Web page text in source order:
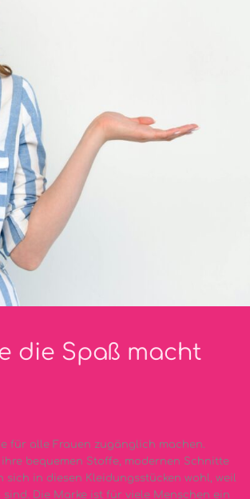
die Spaß macht
für alle Frauen zugänglich machen.
bequemen Stoffe, modernen Schnitte
in diesen Kleidungsstücken wohl, weil
Die Marke ist für viele Menschen ein